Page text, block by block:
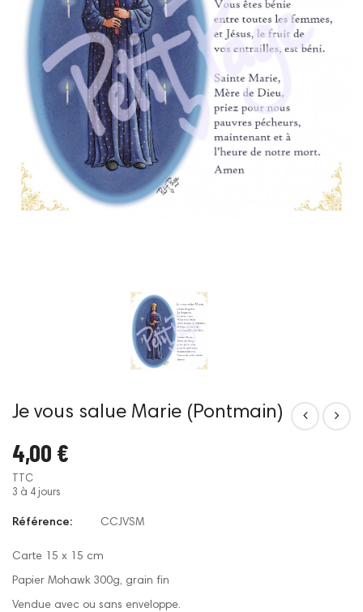
Je vous salue Marie (Pontmain)
4,00 €
TTC
3 à 4 jours
Référence: CCJVSM
Carte 15 x 15 cm
Papier Mohawk 300g, grain fin
Vendue avec ou sans enveloppe.